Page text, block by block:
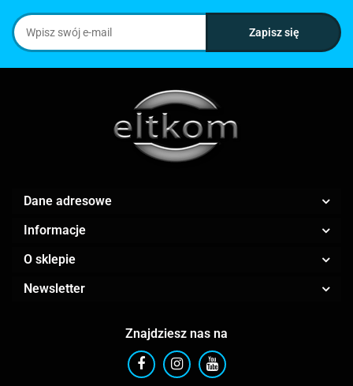
Dane adresowe
Informacje
O sklepie
Newsletter
Znajdziesz nas na